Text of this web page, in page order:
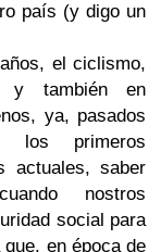
país (y digo un
el ciclismo,
y también en
ya, pasados
los primeros
actuales, saber
nostros
social para
que, en época de